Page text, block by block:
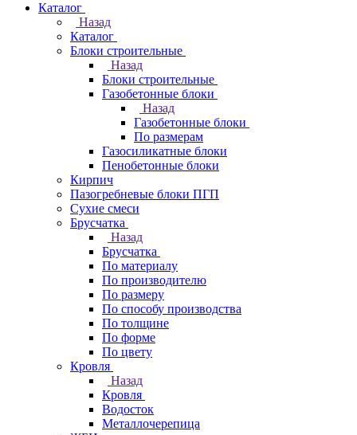
Каталог
Назад
Каталог
Блоки строительные
Назад
Блоки строительные
Газобетонные блоки
Назад
Газобетонные блоки
По размерам
Газосиликатные блоки
Пенобетонные блоки
Кирпич
Пазогребневые блоки ПГП
Сухие смеси
Брусчатка
Назад
Брусчатка
По материалу
По производителю
По размеру
По способу производства
По толщине
По форме
По цвету
Кровля
Назад
Кровля
Водосток
Металлочерепица